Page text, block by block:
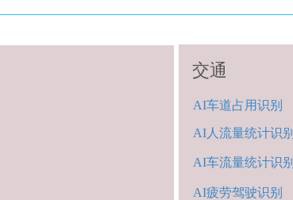
交通
AI车流量统计识别
AI疲劳驾驶识别
AI人 流量统计识别
AI车道占用识别